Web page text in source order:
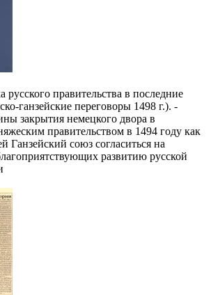
русского правительства в последние
ганзейские переговоры 1498 г.). -
закрытия немецкого двора в
правительством в 1494 году как
союз согласиться на
развитию русской